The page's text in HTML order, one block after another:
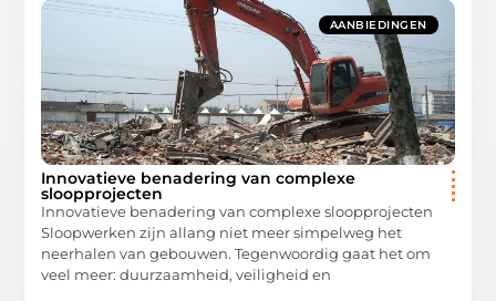
AANBIEDINGEN
Innovatieve benadering van complexe
sloopprojecten
Innovatieve benadering van complexe sloopprojecten
Sloopwerken zijn allang niet meer simpelweg het
neerhalen van gebouwen. Tegenwoordig gaat het om
veel meer: duurzaamheid, veiligheid en